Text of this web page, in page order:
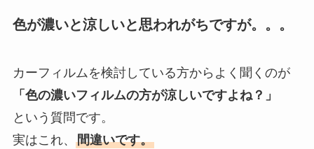
色が濃いと涼しいと思われがちですが。。。
カーフィルムを検討している方からよく聞くのが
「色の濃いフィルムの方が涼しいですよね？」
という質問です。
実はこれ、 間違いです。